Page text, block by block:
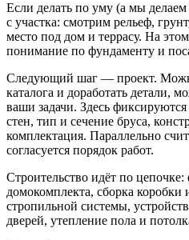
Если делать по уму (а мы
с участка: смотрим рельеф,
место под дом и террасу. На
понимание по фундаменту и
Следующий шаг — проект.
каталога и доработать детали,
ваши задачи. Здесь
стен, тип и сечение бруса,
комплектация. Параллельно
согласуется порядок работ.
Строительство идёт по цепочке:
домокомплекта, сборка коробки
стропильной системы,
дверей, утепление пола и